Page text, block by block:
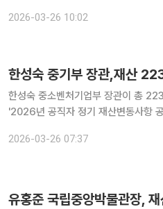
승으로 순재산이 불어난 데다, 주택
2026-03-26 10:02
한성숙 중기부 장관,재산
한성숙 중소벤처기업부 장관이 총 223억원의 재산을
'2026년 공직자 정기 재산변동사항
경기 양주시, 경기 양평군 등 본인과
2026-03-26 07:37
유홍준 국립중앙박물관장,